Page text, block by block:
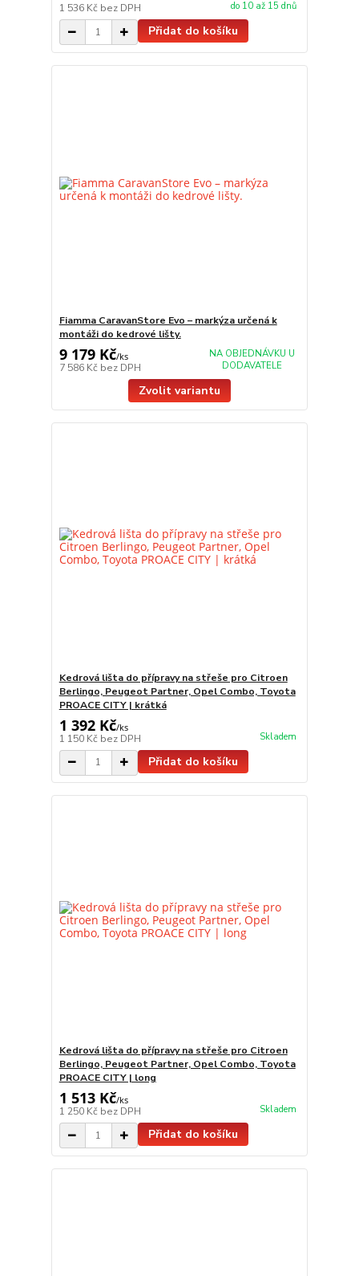
1 536 Kč bez DPH do 10 až 15 dnů
Přidat do košíku
Fiamma CaravanStore Evo – markýza určená k
montáži do kedrové lišty.
9 179 Kč/ks
7 586 Kč bez DPH
NA OBJEDNÁVKU U
DODAVATELE
Zvolit variantu
Kedrová lišta do přípravy na střeše pro Citroen
Berlingo, Peugeot Partner, Opel Combo, Toyota
PROACE CITY | krátká
1 392 Kč/ks
1 150 Kč bez DPH Skladem
Přidat do košíku
Kedrová lišta do přípravy na střeše pro Citroen
Berlingo, Peugeot Partner, Opel Combo, Toyota
PROACE CITY | long
1 513 Kč/ks
1 250 Kč bez DPH Skladem
Přidat do košíku